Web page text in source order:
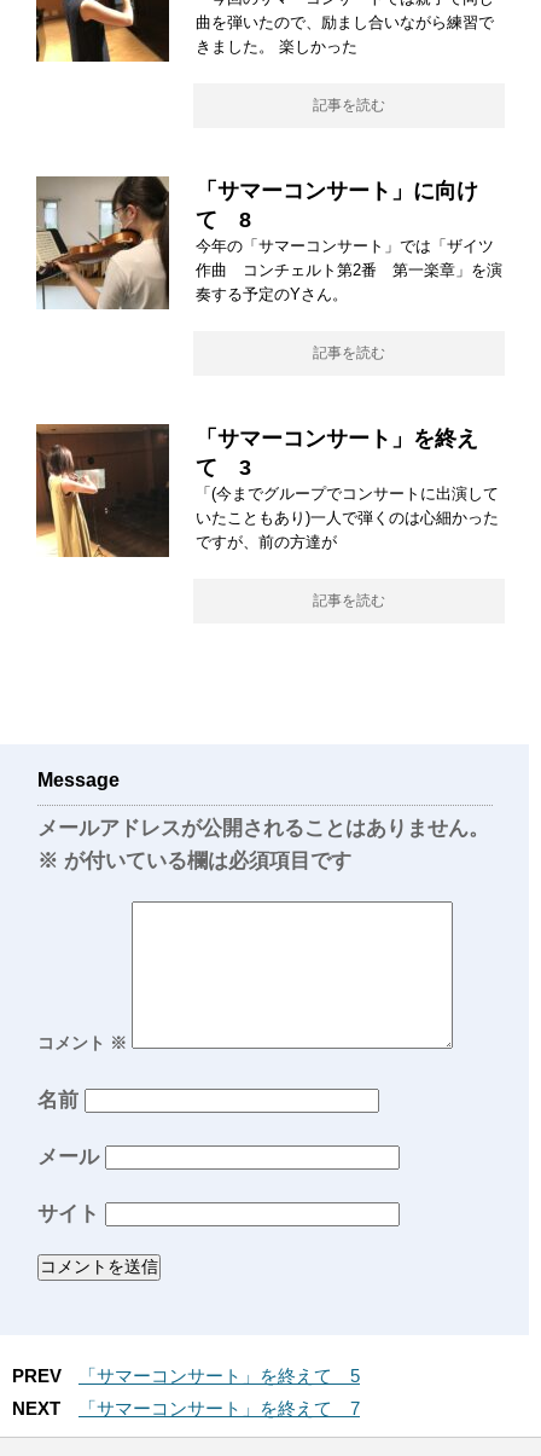
曲を弾いたので、励まし合いながら練習で
きました。 楽しかった
記事を読む
「サマーコンサート」に向け
て 8
今年の「サマーコンサート」では「ザイツ
作曲 コンチェルト第2番 第一楽章」を演
奏する予定のYさん。
記事を読む
「サマーコンサート」を終え
て 3
「(今までグループでコンサートに出演して
いたこともあり)一人で弾くのは心細かった
ですが、前の方達が
記事を読む
Message
メールアドレスが公開されることはありません。
※ が付いている欄は必須項目です
コメント ※
名前
メール
サイト
PREV
「サマーコンサート」を終えて 5
NEXT
「サマーコンサート」を終えて 7